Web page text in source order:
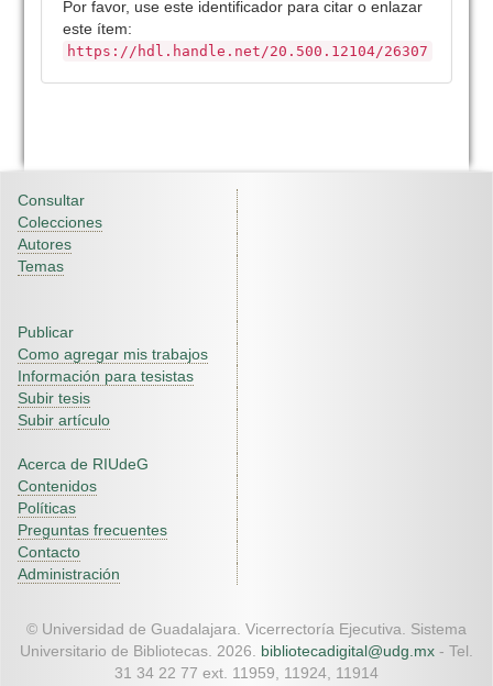
Por favor, use este identificador para citar o enlazar
este ítem:
https://hdl.handle.net/20.500.12104/26307
Consultar
Colecciones
Autores
Temas
Publicar
Como agregar mis trabajos
Información para tesistas
Subir tesis
Subir artículo
Acerca de RIUdeG
Contenidos
Políticas
Preguntas frecuentes
Contacto
Administración
© Universidad de Guadalajara. Vicerrectoría Ejecutiva. Sistema
Universitario de Bibliotecas. 2026. bibliotecadigital@udg.mx - Tel.
31 34 22 77 ext. 11959, 11924, 11914